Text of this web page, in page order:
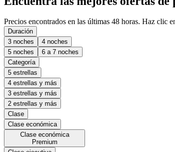
Precios encontrados en las últimas 48 horas. Haz clic
Duración
3 noches
4 noches
5 noches
6 a 7 noches
Categoría
5 estrellas
4 estrellas y más
3 estrellas y más
2 estrellas y más
Clase
Clase económica
Clase económica
Premium